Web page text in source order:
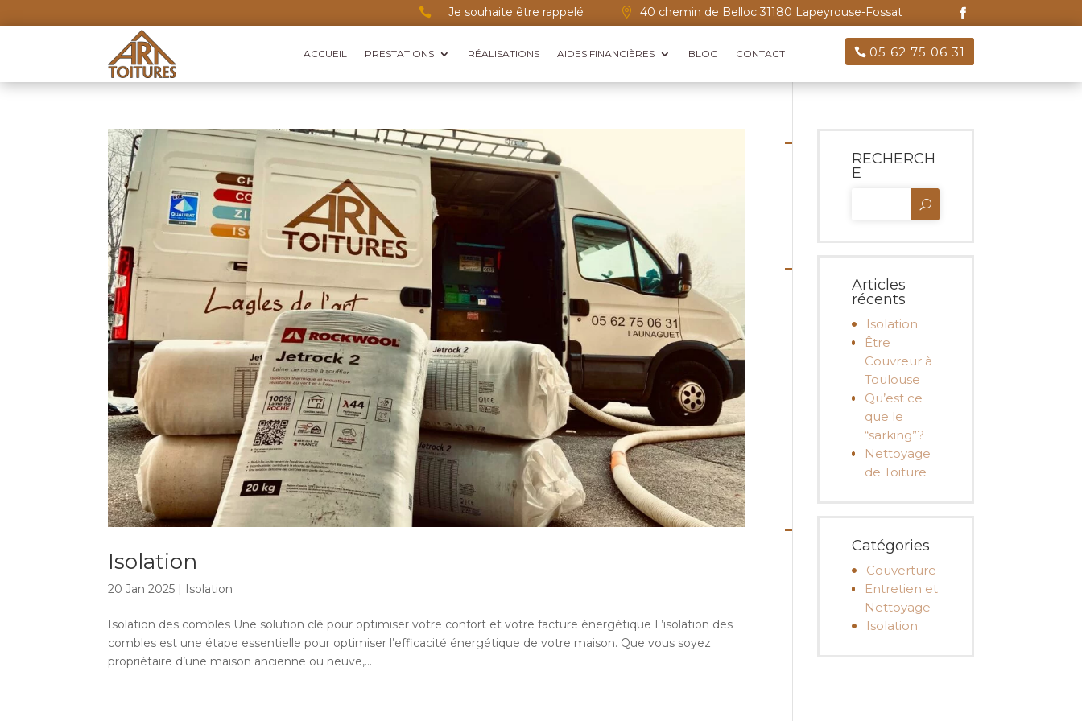
 Je souhaite être rappelé  40 chemin de Belloc 31180 Lapeyrouse-Fossat
ACCUEIL PRESTATIONS RÉALISATIONS AIDES FINANCIÈRES BLOG CONTACT 05 62 75 06 31
Isolation
20 Jan 2025 | Isolation
Isolation des combles Une solution clé pour optimiser votre confort et votre facture énergétique L’isolation des
combles est une étape essentielle pour optimiser l’efficacité énergétique de votre maison. Que vous soyez
propriétaire d’une maison ancienne ou neuve,...
RECHERCH
E
Articles
récents
Isolation
Être
Couvreur à
Toulouse
Qu’est ce
que le
“sarking”?
Nettoyage
de Toiture
Catégories
Couverture
Entretien et
Nettoyage
Isolation